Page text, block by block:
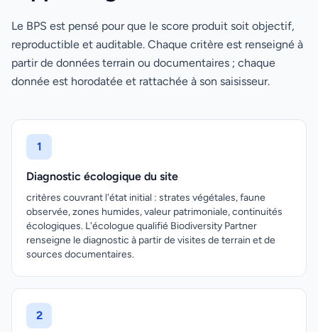
Le BPS est pensé pour que le score produit soit objectif,
reproductible et auditable. Chaque critère est renseigné à
partir de données terrain ou documentaires ; chaque
donnée est horodatée et rattachée à son saisisseur.
1
Diagnostic écologique du site
critères couvrant l'état initial : strates végétales, faune
observée, zones humides, valeur patrimoniale, continuités
écologiques. L'écologue qualifié Biodiversity Partner
renseigne le diagnostic à partir de visites de terrain et de
sources documentaires.
2